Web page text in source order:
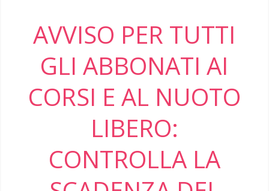
AVVISO PER TUTTI
GLI ABBONATI AI
CORSI E AL NUOTO
LIBERO:
CONTROLLA LA